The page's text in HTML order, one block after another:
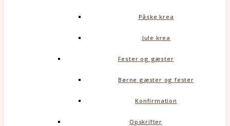
Påske krea
Jule krea
Fester og gæster
Børne gæster og fester
Konfirmation
Opskrifter